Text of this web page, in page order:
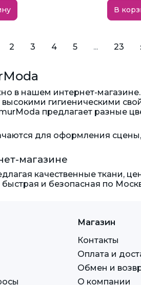
В
2 3 4 5 ... 23
в нашем интернет-
гигиеническими
предлагает разные
для оформления
магазине
качественные ткани,
и безопасная по
Магазин
Контакты
Оплата и
Обмен и
О компании